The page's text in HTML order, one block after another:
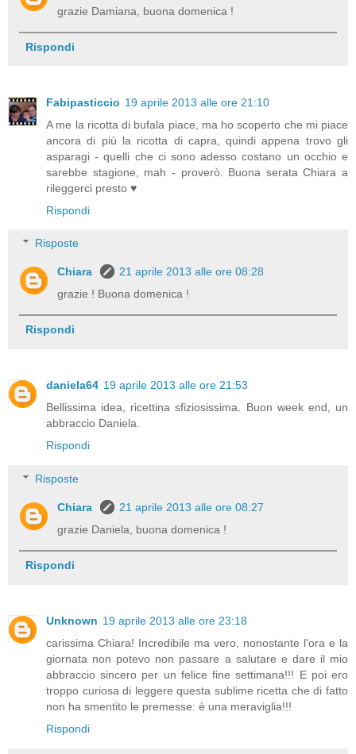
grazie Damiana, buona domenica !
Rispondi
Fabipasticcio 19 aprile 2013 alle ore 21:10
A me la ricotta di bufala piace, ma ho scoperto che mi piace
ancora di più la ricotta di capra, quindi appena trovo gli
asparagi - quelli che ci sono adesso costano un occhio e
sarebbe stagione, mah - proverò. Buona serata Chiara a
rileggerci presto ♥
Rispondi
Risposte
Chiara
21 aprile 2013 alle ore 08:28
grazie ! Buona domenica !
Rispondi
daniela64 19 aprile 2013 alle ore 21:53
Bellissima idea, ricettina sfiziosissima. Buon week end, un
abbraccio Daniela.
Rispondi
Risposte
Chiara
21 aprile 2013 alle ore 08:27
grazie Daniela, buona domenica !
Rispondi
Unknown 19 aprile 2013 alle ore 23:18
carissima Chiara! Incredibile ma vero, nonostante l'ora e la
giornata non potevo non passare a salutare e dare il mio
abbraccio sincero per un felice fine settimana!!! E poi ero
troppo curiosa di leggere questa sublime ricetta che di fatto
non ha smentito le premesse: è una meraviglia!!!
Rispondi